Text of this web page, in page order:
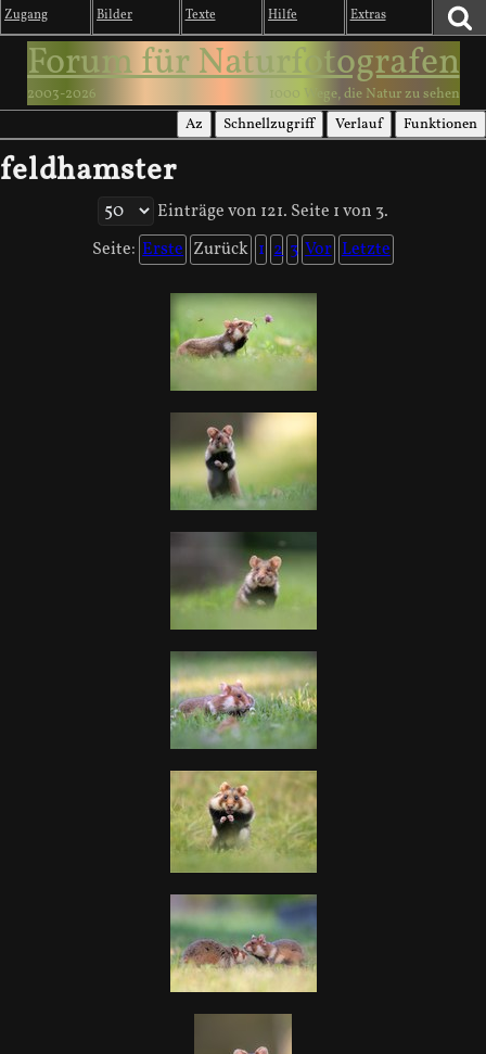
Zugang Bilder Texte Hilfe Extras
Forum für Naturfotografen
2003-2026 1000 Wege, die Natur zu sehen
Az Schnellzugriff Verlauf Funktionen
feldhamster
Einträge von 121. Seite 1 von 3.
Seite: Erste Zurück 1 2 3 Vor Letzte